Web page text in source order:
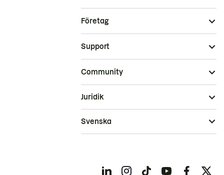
Företag
Support
Community
Juridik
Svenska